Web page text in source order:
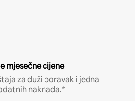
mjesečne cijene
za duži boravak i jedna
naknada.*